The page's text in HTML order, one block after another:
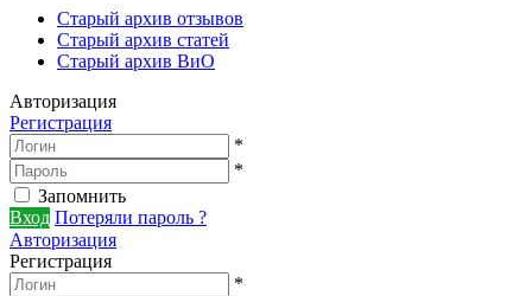
Старый архив отзывов
Старый архив статей
Старый архив ВиО
Авторизация
Регистрация
*
*
Запомнить
Вход Потеряли пароль ?
Авторизация
Регистрация
*